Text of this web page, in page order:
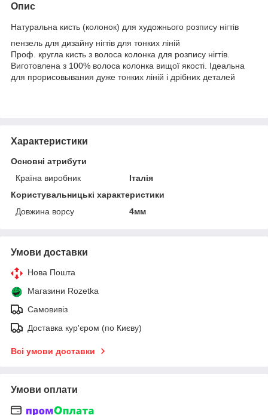
Опис
Натуральна кисть (колонок) для художнього розпису нігтів
пензель для дизайну нігтів для тонких ліній
Проф. кругла кисть з волоса колонка для розпису нігтів.
Виготовлена з 100% волоса колонка вищої якості. Ідеальна
для прорисовывания дуже тонких ліній і дрібних деталей
Характеристики
Основні атрибути
Країна виробник
Італія
Користувальницькі характеристики
Довжина ворсу
4мм
Умови доставки
Нова Пошта
Магазини Rozetka
Самовивіз
Доставка кур'єром (по Києву)
Всі умови доставки
Умови оплати